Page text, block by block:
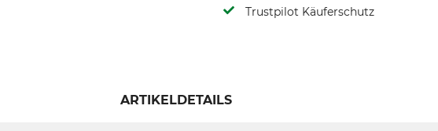
Trustpilot Käuferschutz
ARTIKELDETAILS